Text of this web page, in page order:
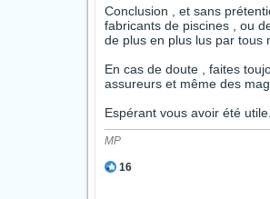
Conclusion , et sans
fabricants de piscines , ou
de plus en plus lus par tous
En cas de doute , faites
assureurs et même des
Espérant vous avoir été utile.
MP
16